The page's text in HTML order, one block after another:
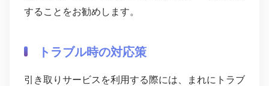
することをお勧めします。
トラブル時の対応策
引き取りサービスを利用する際には、まれにトラブ